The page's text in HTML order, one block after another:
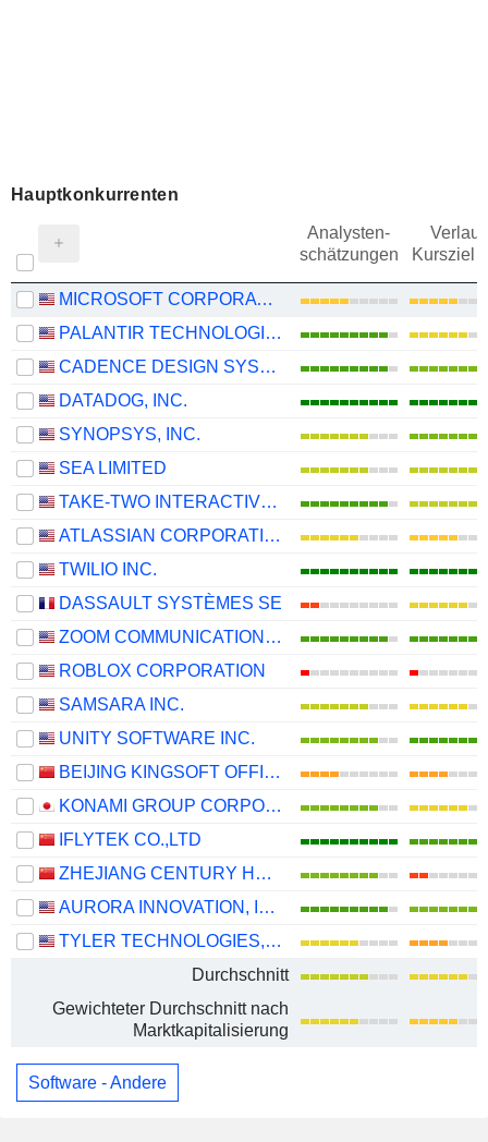
Hauptkonkurrenten
Analysten-
schätzungen
Verlauf
Kursziel
MICROSOFT CORPORATION
PALANTIR TECHNOLOGIES INC.
CADENCE DESIGN SYSTEMS, INC.
DATADOG, INC.
SYNOPSYS, INC.
SEA LIMITED
TAKE-TWO INTERACTIVE SOFTWARE, INC.
ATLASSIAN CORPORATION
TWILIO INC.
DASSAULT SYSTÈMES SE
ZOOM COMMUNICATIONS, INC.
ROBLOX CORPORATION
SAMSARA INC.
UNITY SOFTWARE INC.
BEIJING KINGSOFT OFFICE SOFTWARE, INC.
KONAMI GROUP CORPORATION
IFLYTEK CO.,LTD
ZHEJIANG CENTURY HUATONG GROUP CO.,LTD
AURORA INNOVATION, INC.
TYLER TECHNOLOGIES, INC.
Durchschnitt
Gewichteter Durchschnitt nach
Marktkapitalisierung
Software - Andere